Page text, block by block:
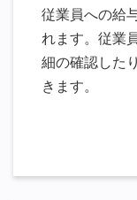
従業員への給
れます。従業
細の確認した
きます。